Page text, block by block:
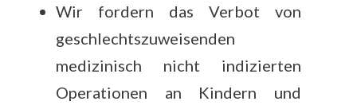
Wir fordern das Verbot von
geschlechtszuweisenden
medizinisch nicht indizierten
Operationen an Kindern und